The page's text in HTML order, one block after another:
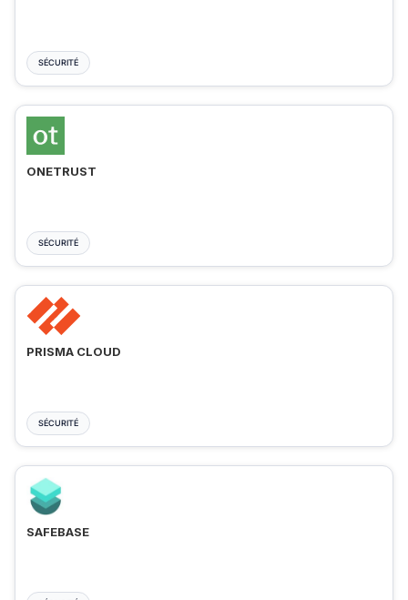
SÉCURITÉ
ONETRUST
SÉCURITÉ
PRISMA CLOUD
SÉCURITÉ
SAFEBASE